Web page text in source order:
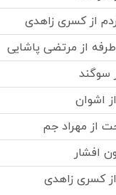
از کسری زاهدی
از مرتضی پاشایی
سوگند
اشوان
از مهراد جم
افشار
کسری زاهدی